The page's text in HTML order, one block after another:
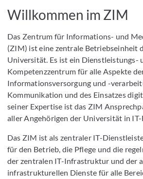
Willkommen im ZIM
Das Zentrum für Informations- und
(ZIM) ist eine zentrale Betriebseinheit
Universität. Es ist ein Dienstleistungs-
Kompetenzzentrum für alle Aspekte
Informationsversorgung und -
Kommunikation und des Einsatzes
seiner Expertise ist das ZIM
aller Angehörigen der Universität in IT-
Das ZIM ist als zentraler IT-​
für den Betrieb, die Pflege und die
der zentralen IT-​Infrastruktur und der
infrastrukturellen Dienste für alle